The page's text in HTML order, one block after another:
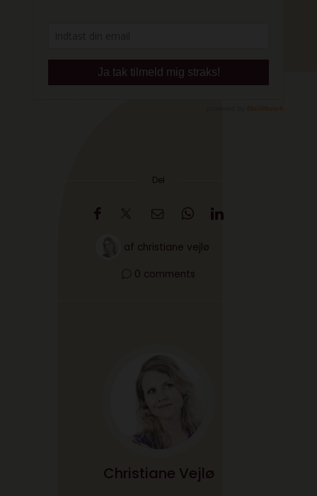
Del
af christiane vejlø
0 comments
Christiane Vejlø